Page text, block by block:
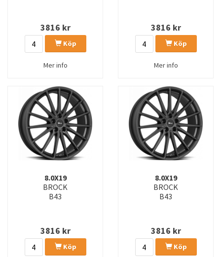
3816 kr
Köp
Mer info
3816 kr
Köp
Mer info
8.0X19
BROCK
B43
3816 kr
Köp
8.0X19
BROCK
B43
3816 kr
Köp